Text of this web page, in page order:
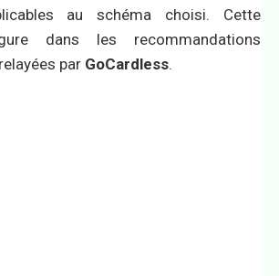
au schéma choisi. Cette
dans les recommandations
par GoCardless.